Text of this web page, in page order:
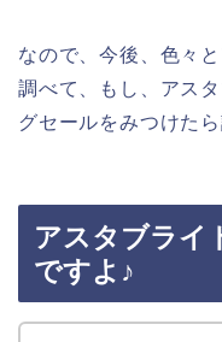
なので、今後、色々
調べて、もし、アス
グセールをみつけた
アスタブライ
ですよ♪